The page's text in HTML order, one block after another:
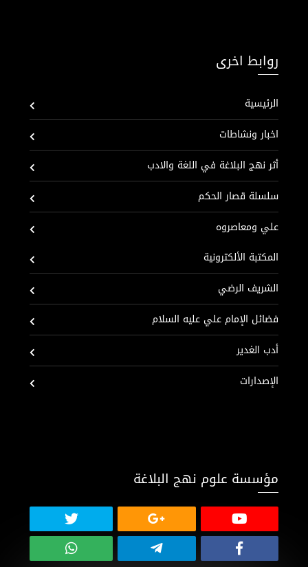
روابط اخرى
الرئيسية
اخبار ونشاطات
أثر نهج البلاغة في اللغة والادب
سلسلة قصار الحكم
علي ومعاصروه
المكتبة الألكترونية
الشريف الرضي
فضائل الإمام علي عليه السلام
أدب الغدير
الإصدارات
مؤسسة علوم نهج البلاغة